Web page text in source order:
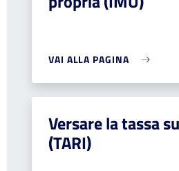
VAI ALLA PAGINA
Versare la tassa
(TARI)